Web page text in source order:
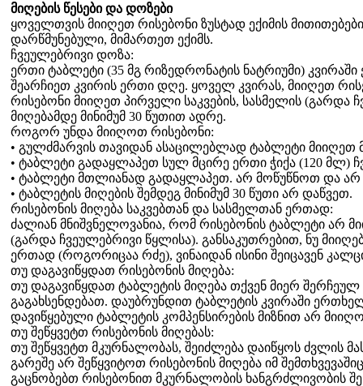
მიღების წესები და დოზები
ყოველთვის მიიღეთ რისებონი ზუსტად ექიმის
დარწმუნებული, მიმართეთ ექიმს.
ჩვეულებრივი დოზა:
ერთი ტაბლეტი (35 მგ რიზედრონატის ნატრიუმი)
შეარჩიეთ კვირის ერთი დღე. ყოველ კვირას, მიიღეთ
რისებონი მიიღეთ პირველი საკვების, სასმელის (გარდა
მიღებამდე მინიმუმ 30 წუთით ადრე.
როგორ უნდა მიიღოთ რისებონი:
• გულძმარვის თავიდან ასაცილებლად ტაბლეტი
• ტაბლეტი გადაყლაპეთ სულ მცირე ერთი ჭიქა (120 მლ)
• ტაბლეტი მთლიანად გადაყლაპეთ. არ მოწუწნოთ და
• ტაბლეტის მიღების შემდეგ მინიმუმ 30 წუთი არ დაწვეთ.
რისებონის მიღება საკვებთან და სასმელთან ერთად:
ძალიან მნიშვნელოვანია, რომ რისებონის ტაბლეტი არ
(გარდა ჩვეულებრივი წყლისა). განსაკუთრებით, ნუ
ერთად (როგორიცაა რძე), ვინაიდან ისინი შეიცავენ
თუ დაგავიწყდათ რისებონის მიღება:
თუ დაგავიწყდათ ტაბლეტის მიღება თქვენ მიერ
გაგახსენდებათ. დაუბრუნდით ტაბლეტის კვირაში
დავიწყებული ტაბლეტის კომპენსირების მიზნით არ
თუ შეწყვეტთ რისებონის მიღებას:
თუ შეწყვეტთ მკურნალობას, შეიძლება დაიწყოს ძვლის
გარეშე არ შეწყვიტოთ რისებონის მიღება იმ
გაცნობებთ რისებონით მკურნალობის ხანგრძლივობის